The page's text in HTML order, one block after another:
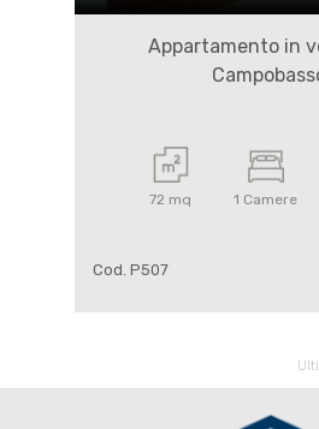
Appartamento in
72 mq 1 Camere
Cod. P507